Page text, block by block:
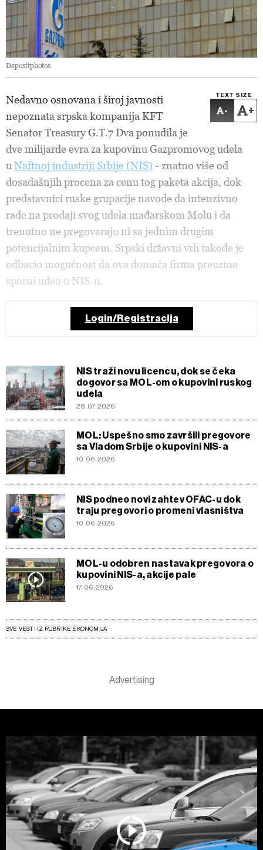
Depositphotos
TEXT SIZE
- +
Nedavno osnovana i široj javnosti
nepoznata srpska kompanija KFT
Senator Treasury G.T.7 Dva ponudila je
dve milijarde evra za kupovinu Gazpromovog udela
u Naftnoj industriji Srbije (NIS) - znatno više od
dosadašnjih procena za cenu tog paketa akcija, dok
predstavnici ruske grupacije navode da intenzivno
rade na prodaji svog udela mađarskom Molu i da
trenutno ne pregovaraju ni sa jednim drugim
potencijalnim kupcem. Srpski državni vrh takođe je
odbacio mogućnost da ova domaća firma preuzme
sporni udeo u NIS-u.
Login/Registracija
NIS traži novu licencu, dok se čeka
dogovor sa MOL-om o kupovini ruskog
udela
28.07.2026
MOL: Uspešno smo završili pregovore
sa Vladom Srbije o kupovini NIS-a
10.06.2026
NIS podneo novi zahtev OFAC-u dok
traju pregovori o promeni vlasništva
10.06.2026
MOL-u odobren nastavak pregovora o
kupovini NIS-a, akcije pale
17.06.2026
SVE VESTI IZ RUBRIKE EKONOMIJA